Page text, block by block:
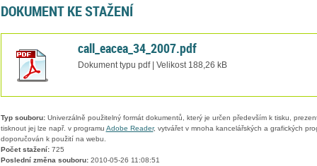
DOKUMENT KE STAŽENÍ
call_eacea_34_2007.pdf
Dokument typu pdf | Velikost 188,26 kB
Typ souboru:Univerzálně použitelný formát dokumentů, který je určen především k tisku,
tisknout jej lze např. v programu Adobe Reader, vytvářet v mnoha kancelářských a grafických
doporučován k použití na webu.
Počet stažení:725
Poslední změna souboru:2010-05-26 11:08:51